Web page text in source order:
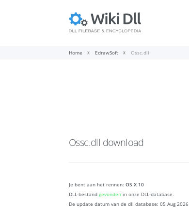
Home EdrawSoft Ossc.dll
Ossc.dll download
Je bent aan het rennen: OS X 10
DLL-bestand gevonden in onze DLL-database.
De update datum van de dll database: 05 Aug 2026